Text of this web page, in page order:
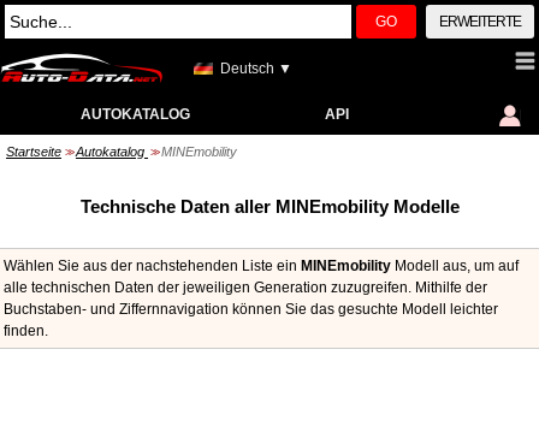
GO ERWEITERTE
Deutsch ▼
AUTOKATALOG API
Startseite >> Autokatalog >> MINEmobility
Technische Daten aller MINEmobility Modelle
Wählen Sie aus der nachstehenden Liste ein MINEmobility Modell aus, um auf
alle technischen Daten der jeweiligen Generation zuzugreifen. Mithilfe der
Buchstaben- und Ziffernnavigation können Sie das gesuchte Modell leichter
finden.